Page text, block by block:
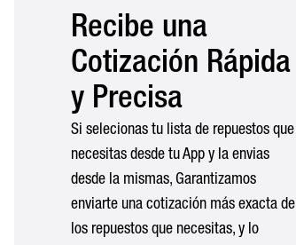
Recibe una
Cotización Rápida
y Precisa
Si selecionas tu lista de repuestos que
necesitas desde tu App y la envias
desde la mismas, Garantizamos
enviarte una cotización más exacta de
los repuestos que necesitas, y lo